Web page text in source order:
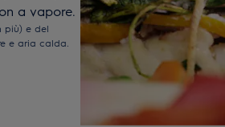
a vapore.
più) e del
e aria calda.